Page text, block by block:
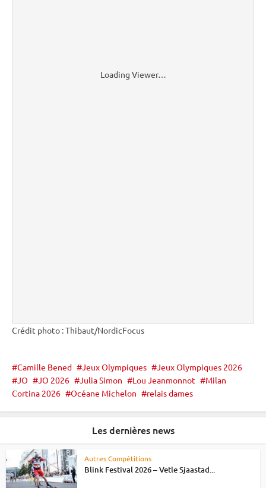
Loading Viewer…
Crédit photo : Thibaut/NordicFocus
Camille Bened Jeux Olympiques
Jeux Olympiques 2026
JO
JO 2026 Julia Simon Lou Jeanmonnot
Milan
Cortina 2026
Océane Michelon relais dames
Les dernières news
Autres Compétitions
Blink Festival 2026 – Vetle Sjaastad...